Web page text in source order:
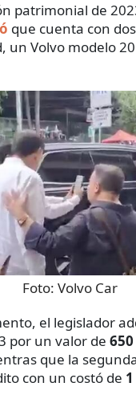
patrimonial de
que cuenta con
un Volvo modelo
Foto: Volvo Car
el legislador
por un valor de
que la
con un costó de